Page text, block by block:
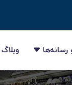
رسانه‌ها وبلاگ